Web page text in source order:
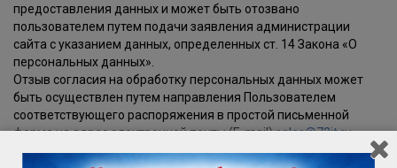
предоставления данных и может быть отозвано
пользователем путем подачи заявления администрации
сайта с указанием данных, определенных ст. 14 Закона «О
персональных данных».
Отзыв согласия на обработку персональных данных может
быть осуществлен путем направления Пользователем
соответствующего распоряжения в простой письменной
форме на адрес электронной почты (E-mail)sales@72it.ru
Сайт не несет ответственности за использование (как